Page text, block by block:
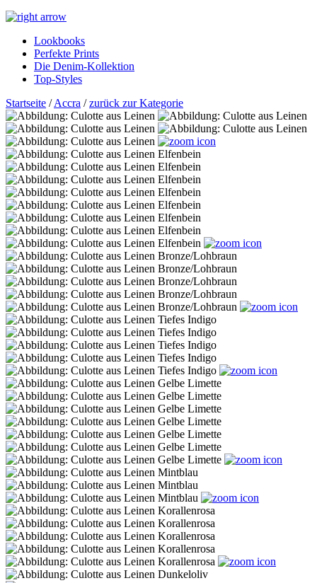
Lookbooks
Perfekte Prints
Die Denim-Kollektion
Top-Styles
Startseite /Accra /zurück zur Kategorie